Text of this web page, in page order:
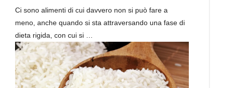
Ci sono alimenti di cui davvero non si può fare a
meno, anche quando si sta attraversando una fase di
dieta rigida, con cui si …